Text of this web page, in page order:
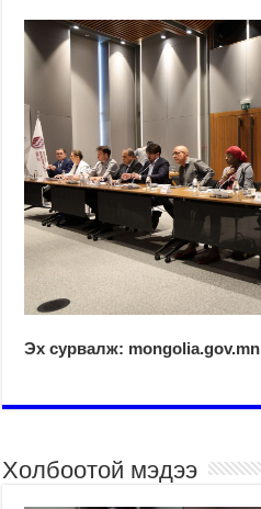
Эх сурвалж: mongolia.gov.mn
Холбоотой мэдээ